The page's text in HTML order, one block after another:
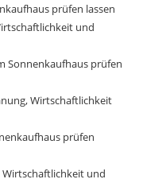
prüfen lassen
und
Sonnenkaufhaus prüfen
Wirtschaftlichkeit
prüfen
Wirtschaftlichkeit und